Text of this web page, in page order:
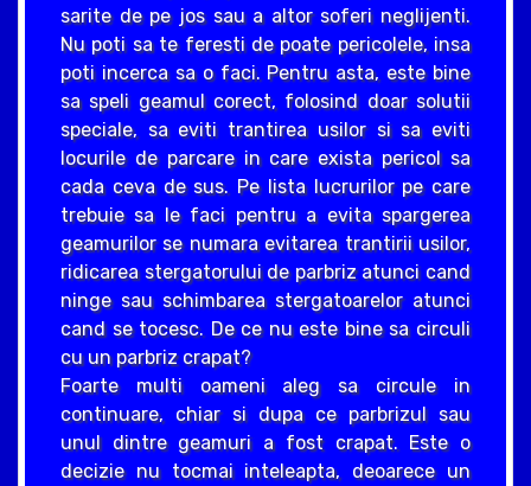
sarite de pe jos sau a altor soferi neglijenti.
Nu poti sa te feresti de poate pericolele, insa
poti incerca sa o faci. Pentru asta, este bine
sa speli geamul corect, folosind doar solutii
speciale, sa eviti trantirea usilor si sa eviti
locurile de parcare in care exista pericol sa
cada ceva de sus. Pe lista lucrurilor pe care
trebuie sa le faci pentru a evita spargerea
geamurilor se numara evitarea trantirii usilor,
ridicarea stergatorului de parbriz atunci cand
ninge sau schimbarea stergatoarelor atunci
cand se tocesc. De ce nu este bine sa circuli
cu un parbriz crapat?
Foarte multi oameni aleg sa circule in
continuare, chiar si dupa ce parbrizul sau
unul dintre geamuri a fost crapat. Este o
decizie nu tocmai inteleapta, deoarece un